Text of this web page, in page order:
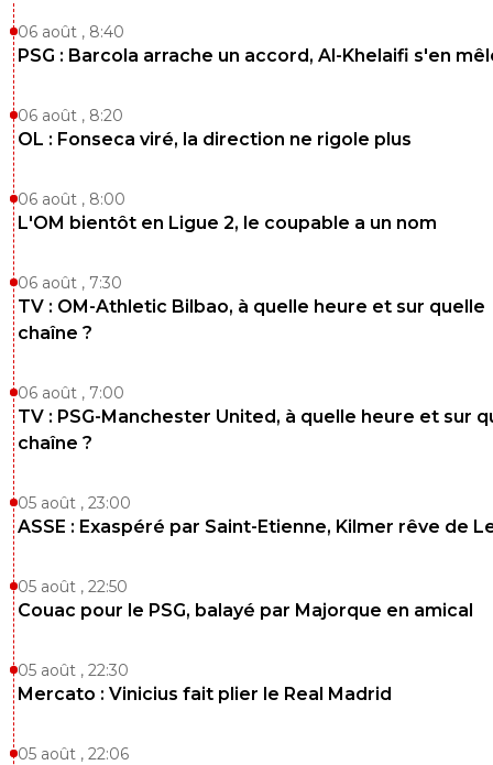
06 août , 8:40
PSG : Barcola arrache un accord, Al-Khelaifi s'en
06 août , 8:20
OL : Fonseca viré, la direction ne rigole plus
06 août , 8:00
L'OM bientôt en Ligue 2, le coupable a un nom
06 août , 7:30
TV : OM-Athletic Bilbao, à quelle heure et sur quelle
chaîne ?
06 août , 7:00
TV : PSG-Manchester United, à quelle heure et sur
chaîne ?
05 août , 23:00
ASSE : Exaspéré par Saint-Etienne, Kilmer rêve de
05 août , 22:50
Couac pour le PSG, balayé par Majorque en amical
05 août , 22:30
Mercato : Vinicius fait plier le Real Madrid
05 août , 22:06